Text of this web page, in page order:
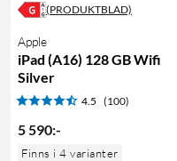
(PRODUKTBLAD)
Apple
iPad (A16) 128 GB Wifi
Silver
4.5 (100)
5 590:-
Finns i 4 varianter